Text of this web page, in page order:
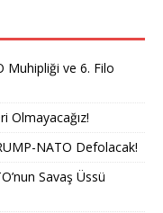
Muhipliği ve 6. Filo
Olmayacağız!
NATO Defolacak!
Savaş Üssü